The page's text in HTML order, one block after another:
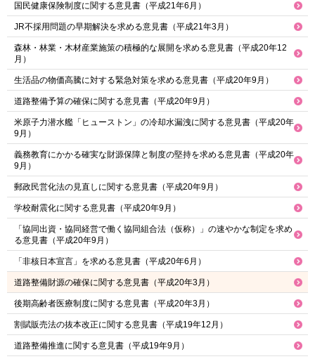
国民健康保険制度に関する意見書（平成21年6月）
JR不採用問題の早期解決を求める意見書（平成21年3月）
森林・林業・木材産業施策の積極的な展開を求める意見書（平成20年12
月）
生活品の物価高騰に対する緊急対策を求める意見書（平成20年9月）
道路整備予算の確保に関する意見書（平成20年9月）
米原子力潜水艦「ヒューストン」の冷却水漏洩に関する意見書（平成20年
9月）
義務教育にかかる確実な財源保障と制度の堅持を求める意見書（平成20年
9月）
郵政民営化法の見直しに関する意見書（平成20年9月）
学校耐震化に関する意見書（平成20年9月）
「協同出資・協同経営で働く協同組合法（仮称）」の速やかな制定を求め
る意見書（平成20年9月）
「非核日本宣言」を求める意見書（平成20年6月）
道路整備財源の確保に関する意見書（平成20年3月）
後期高齢者医療制度に関する意見書（平成20年3月）
割賦販売法の抜本改正に関する意見書（平成19年12月）
道路整備推進に関する意見書（平成19年9月）